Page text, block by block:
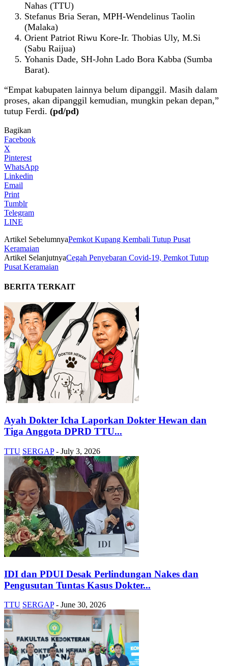
Nahas (TTU)
Stefanus Bria Seran, MPH-Wendelinus Taolin
(Malaka)
Orient Patriot Riwu Kore-Ir. Thobias Uly, M.Si
(Sabu Raijua)
Yohanis Dade, SH-John Lado Bora Kabba (Sumba
Barat).
“Empat kabupaten lainnya belum dipanggil. Masih dalam
proses, akan dipanggil kemudian, mungkin pekan depan,”
tutup Ferdi. (pd/pd)
Bagikan
Facebook
X
Pinterest
WhatsApp
Linkedin
Email
Print
Tumblr
Telegram
LINE
Artikel SebelumnyaPemkot Kupang Kembali Tutup Pusat
Keramaian
Artikel SelanjutnyaCegah Penyebaran Covid-19, Pemkot Tutup
Pusat Keramaian
BERITA TERKAIT
Ayah Dokter Icha Laporkan Dokter Hewan dan
Tiga Anggota DPRD TTU...
TTU SERGAP - July 3, 2026
IDI dan PDUI Desak Perlindungan Nakes dan
Pengusutan Tuntas Kasus Dokter...
TTU SERGAP - June 30, 2026